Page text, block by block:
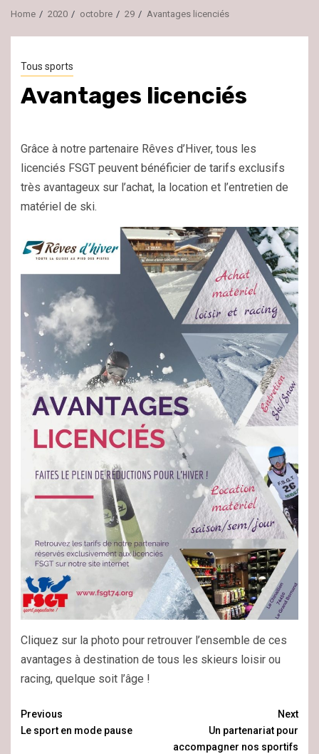
Home 2020 octobre 29 Avantages licenciés
Tous sports
Avantages licenciés
Grâce à notre partenaire Rêves d’Hiver, tous les
licenciés FSGT peuvent bénéficier de tarifs exclusifs
très avantageux sur l’achat, la location et l’entretien de
matériel de ski.
Cliquez sur la photo pour retrouver l’ensemble de ces
avantages à destination de tous les skieurs loisir ou
racing, quelque soit l’âge !
Continue
Reading
Previous
Le sport en mode pause
Next
Un partenariat pour
accompagner nos sportifs